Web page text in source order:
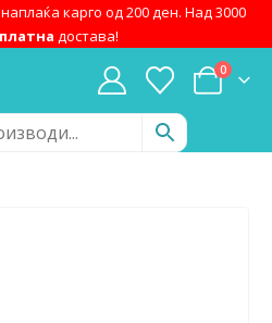
карго од 200 ден. Над 3000
достава!
0